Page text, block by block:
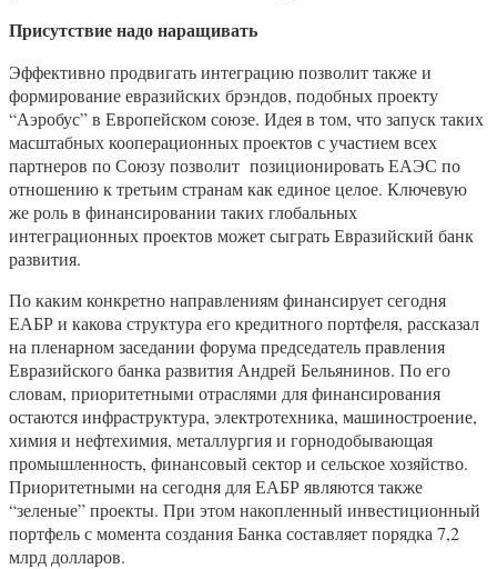
Присутствие надо наращивать
Эффективно продвигать интеграцию позволит также и
формирование евразийских брэндов, подобных проекту
“Аэробус” в Европейском союзе. Идея в том, что запуск таких
масштабных кооперационных проектов с участием всех
партнеров по Союзу позволит позиционировать ЕАЭС по
отношению к третьим странам как единое целое. Ключевую
же роль в финансировании таких глобальных
интеграционных проектов может сыграть Евразийский банк
развития.
По каким конкретно направлениям финансирует сегодня
ЕАБР и какова структура его кредитного портфеля, рассказал
на пленарном заседании форума председатель правления
Евразийского банка развития Андрей Бельянинов. По его
словам, приоритетными отраслями для финансирования
остаются инфраструктура, электротехника, машиностроение,
химия и нефтехимия, металлургия и горнодобывающая
промышленность, финансовый сектор и сельское хозяйство.
Приоритетными на сегодня для ЕАБР являются также
“зеленые” проекты. При этом накопленный инвестиционный
портфель с момента создания Банка составляет порядка 7,2
млрд долларов.